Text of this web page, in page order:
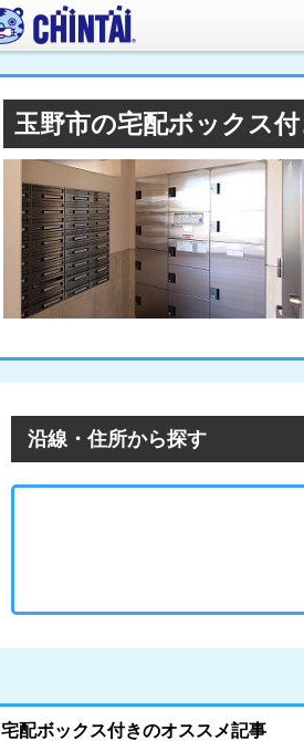
玉野市の宅配ボックス
沿線・住所から探す
宅配ボックス付きのオススメ記事